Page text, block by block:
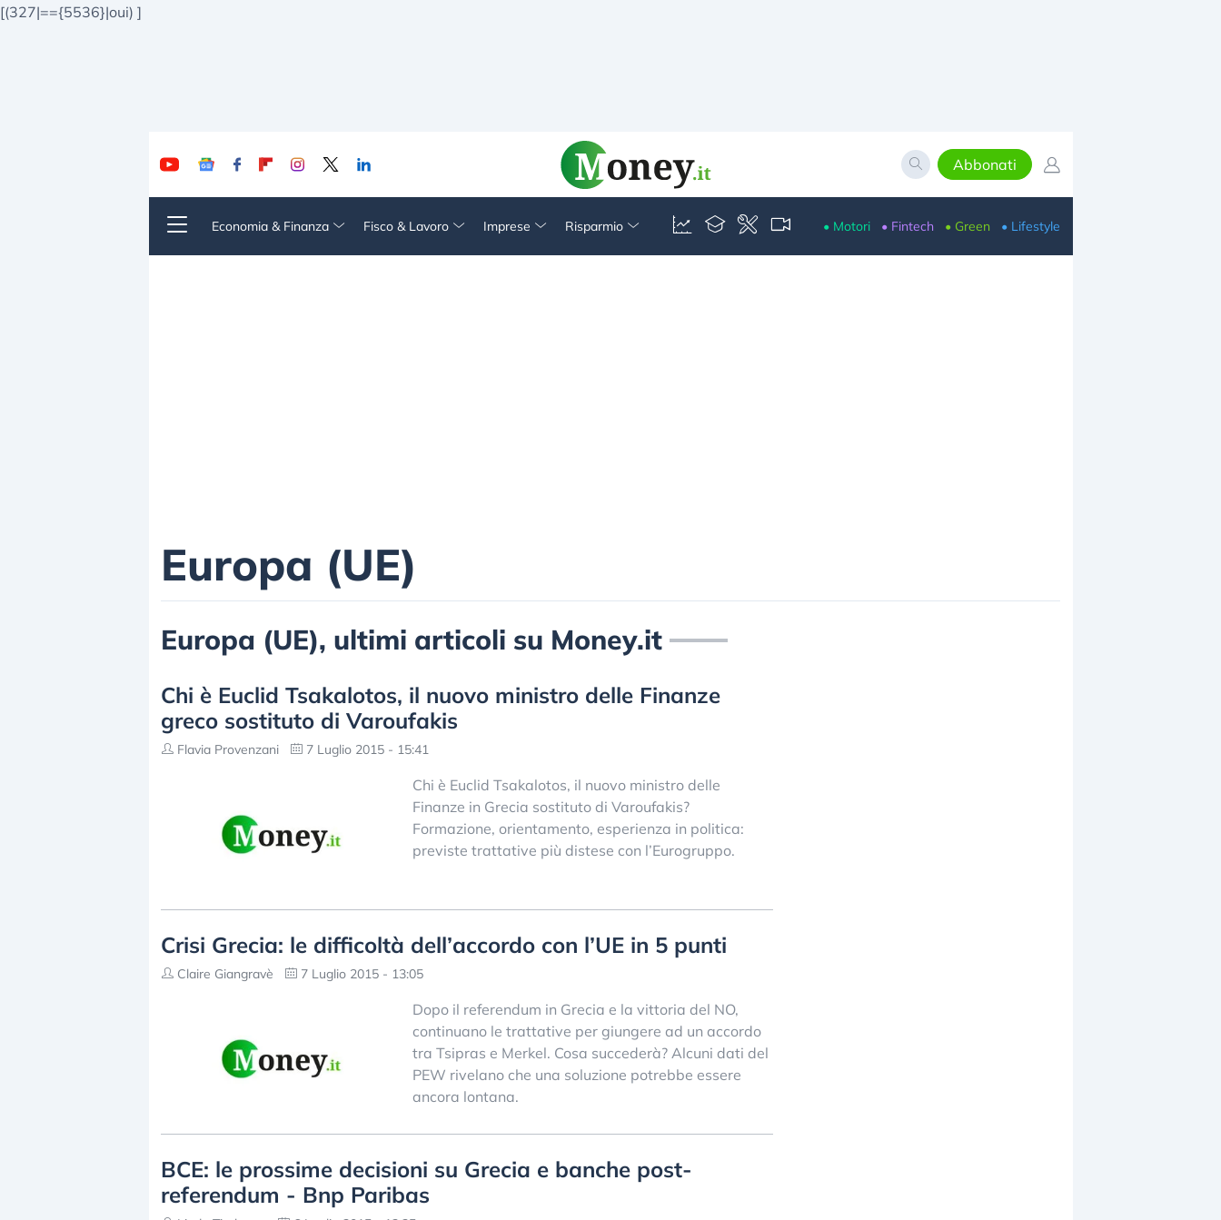
[(327|=={5536}|oui) ]
Abbonati
Economia & Finanza Fisco & Lavoro Imprese Risparmio • Motori • Fintech • Green • Lifestyle
Europa (UE)
Europa (UE), ultimi articoli su Money.it
Chi è Euclid Tsakalotos, il nuovo ministro delle Finanze
greco sostituto di Varoufakis
Flavia Provenzani 7 Luglio 2015 - 15:41
Chi è Euclid Tsakalotos, il nuovo ministro delle
Finanze in Grecia sostituto di Varoufakis?
Formazione, orientamento, esperienza in politica:
previste trattative più distese con l’Eurogruppo.
Crisi Grecia: le difficoltà dell’accordo con l’UE in 5 punti
Claire Giangravè 7 Luglio 2015 - 13:05
Dopo il referendum in Grecia e la vittoria del NO,
continuano le trattative per giungere ad un accordo
tra Tsipras e Merkel. Cosa succederà? Alcuni dati del
PEW rivelano che una soluzione potrebbe essere
ancora lontana.
BCE: le prossime decisioni su Grecia e banche post-
referendum - Bnp Paribas